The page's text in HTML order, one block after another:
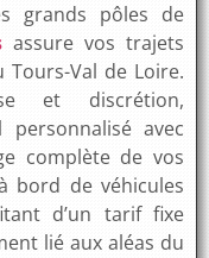
grands pôles de
assure vos trajets
Tours-Val de Loire.
et discrétion,
personnalisé avec
complète de vos
bord de véhicules
d’un tarif fixe
lié aux aléas du